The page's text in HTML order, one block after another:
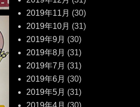
2019年11月 (30)
2019年10月 (31)
2019年9月 (30)
2019年8月 (31)
2019年7月 (31)
2019年6月 (30)
2019年5月 (31)
2019年4月 (30)